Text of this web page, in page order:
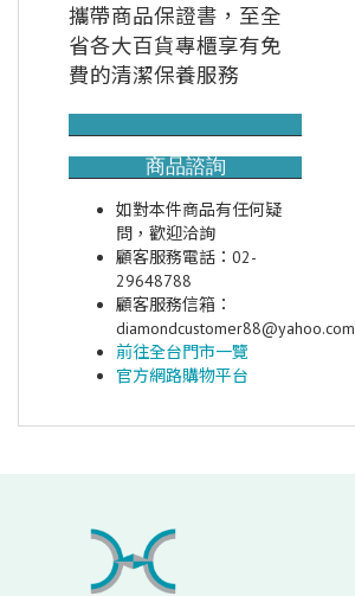
攜帶商品保證書，至全
省各大百貨專櫃享有免
費的清潔保養服務
商品諮詢
如對本件商品有任何疑
問，歡迎洽詢
顧客服務電話：02-
29648788
顧客服務信箱：
diamondcustomer88@yahoo.com
前往全台門市一覽
官方網路購物平台